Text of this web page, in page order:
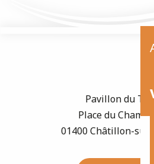
Pavillon du
Place du Champ
01400 Châtillon-sur-